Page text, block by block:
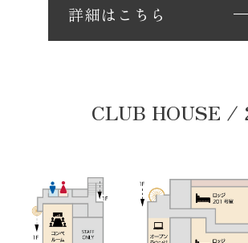
詳細はこちら
CLUB HOUSE /